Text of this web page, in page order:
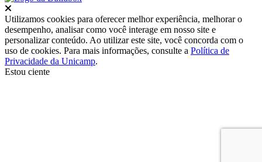
Utilizamos cookies para oferecer melhor experiência, melhorar o
desempenho, analisar como você interage em nosso site e
personalizar conteúdo. Ao utilizar este site, você concorda com o
uso de cookies. Para mais informações, consulte a Política de
Privacidade da Unicamp.
Estou ciente